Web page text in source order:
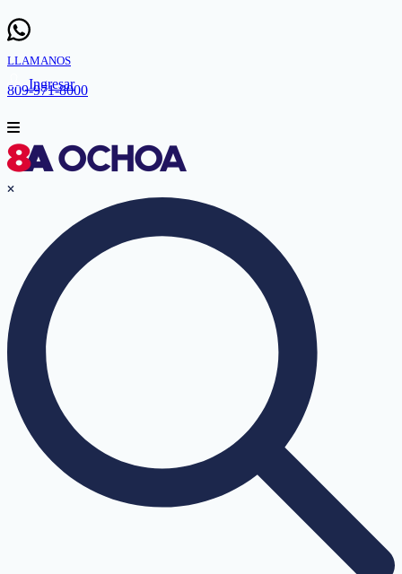
LLAMANOS
809-971-8000
Ingresar